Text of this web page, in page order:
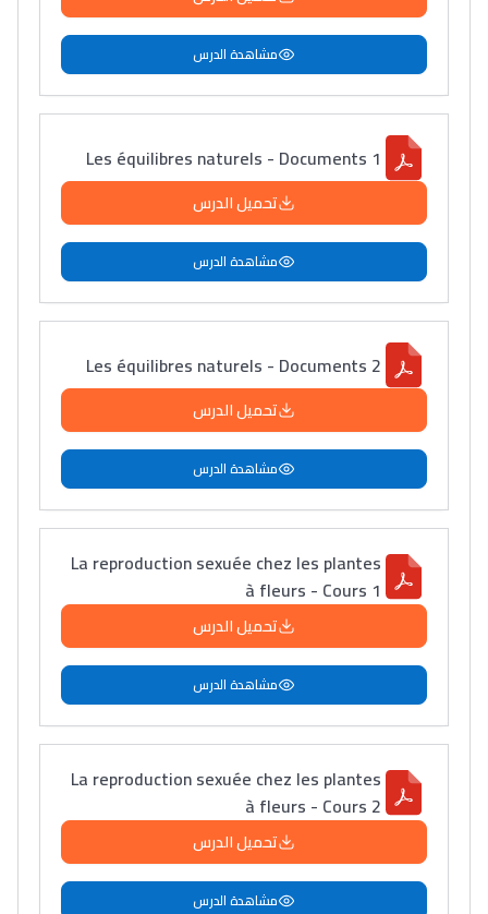
Lycée Maroc
Collège au Maroc
Post-Bac
Interviews/Vidéos
دليل المهن
ما يزيد عن 149 مهنة
دليل التوجيه
التوجيه بالثانوي و الإعدادي
مشاهدة الدرس
Les équilibres naturels - Documents 1
تحميل الدرس
مشاهدة الدرس
Les équilibres naturels - Documents 2
تحميل الدرس
مشاهدة الدرس
La reproduction sexuée chez les plantes
à fleurs - Cours 1
تحميل الدرس
مشاهدة الدرس
La reproduction sexuée chez les plantes
à fleurs - Cours 2
تحميل الدرس
مشاهدة الدرس